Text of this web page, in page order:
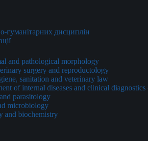
гуманітарних дисциплін
and pathological morphology
surgery and reproductology
sanitation and veterinary law
of internal diseases and clinical
parasitology
microbiology
and biochemistry